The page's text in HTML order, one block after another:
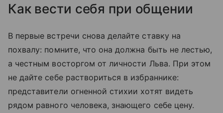
Как вести себя при общении
В первые встречи снова делайте ставку на
похвалу: помните, что она должна быть не лестью,
а честным восторгом от личности Льва. При этом
не дайте себе раствориться в избраннике:
представители огненной стихии хотят видеть
рядом равного человека, знающего себе цену.